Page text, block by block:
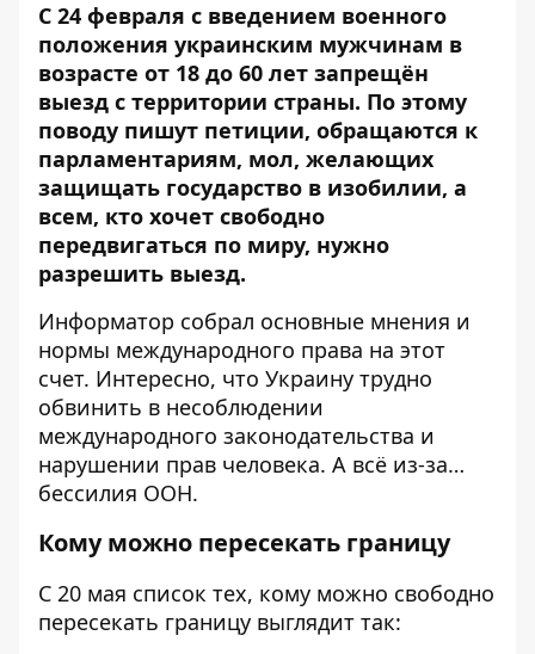
С 24 февраля с введением военного
положения украинским мужчинам в
возрасте от 18 до 60 лет запрещён
выезд с территории страны. По этому
поводу пишут петиции, обращаются к
парламентариям, мол, желающих
защищать государство в изобилии, а
всем, кто хочет свободно
передвигаться по миру, нужно
разрешить выезд.
Информатор собрал основные мнения и
нормы международного права на этот
счет. Интересно, что Украину трудно
обвинить в несоблюдении
международного законодательства и
нарушении прав человека. А всё из-за…
бессилия ООН.
Кому можно пересекать границу
С 20 мая список тех, кому можно свободно
пересекать границу выглядит так: